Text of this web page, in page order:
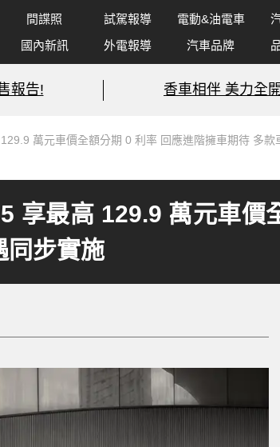
間諜照 試駕報導 電動&油電車
國內新訊 外電報導 汽車品牌
報告! 香車相伴 美力全開
萬元車價全額分期 0 利率 回應進階擁車期待 多
享最高 129.9 萬元車價
同步實施